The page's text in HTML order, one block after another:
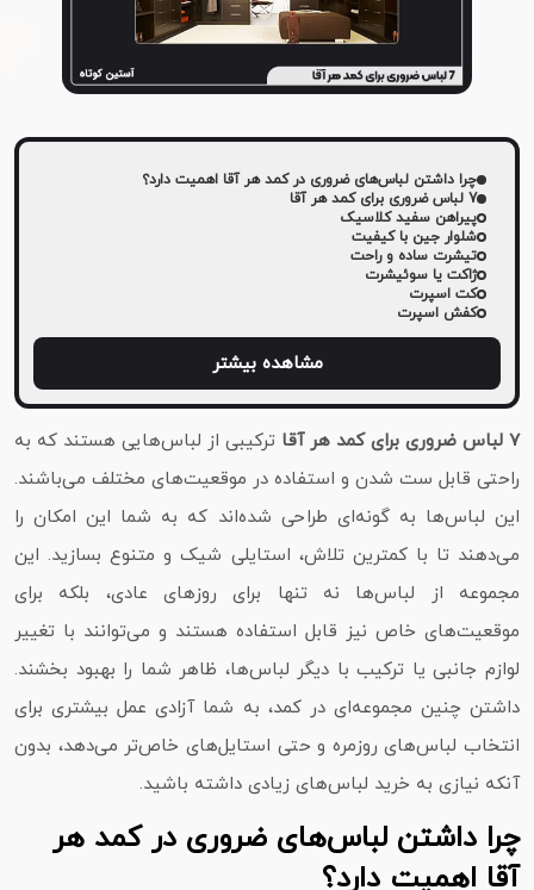
چرا داشتن لباس‌های ضروری در کمد هر آقا اهمیت دارد؟
7 لباس ضروری برای کمد هر آقا
پیراهن سفید کلاسیک
شلوار جین با کیفیت
تیشرت ساده و راحت
ژاکت یا سوئیشرت
کت اسپرت
کفش اسپرت
مشاهده بیشتر
7 لباس ضروری برای کمد هر آقا
ترکیبی از لباس‌هایی هستند که به
راحتی قابل ست شدن و استفاده در موقعیت‌های مختلف می‌باشند.
این لباس‌ها به گونه‌ای طراحی شده‌اند که به شما این امکان را
می‌دهند تا با کمترین تلاش، استایلی شیک و متنوع بسازید. این
مجموعه از لباس‌ها نه تنها برای روزهای عادی، بلکه برای
موقعیت‌های خاص نیز قابل استفاده هستند و می‌توانند با تغییر
لوازم جانبی یا ترکیب با دیگر لباس‌ها، ظاهر شما را بهبود بخشند.
داشتن چنین مجموعه‌ای در کمد، به شما آزادی عمل بیشتری برای
انتخاب لباس‌های روزمره و حتی استایل‌های خاص‌تر می‌دهد، بدون
آنکه نیازی به خرید لباس‌های زیادی داشته باشید.
چرا داشتن لباس‌های ضروری در کمد هر
آقا اهمیت دارد؟